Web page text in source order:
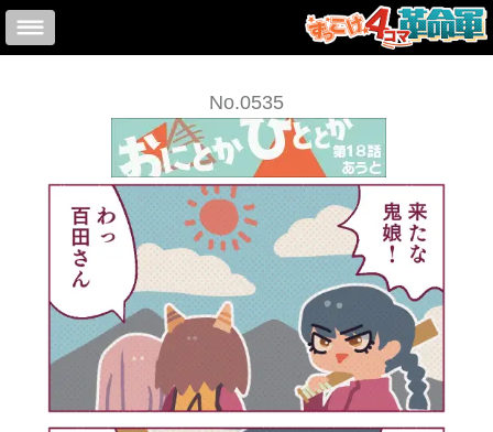
No.0535